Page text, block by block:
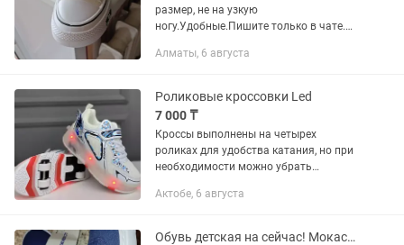
размер, не на узкую
ногу.Удобные.Пишите только в чате.
резинке. Если отрезать сверху
вставить простые шнурки
Алматы, 6 августа
Роликовые кроссовки Led
7 000 ₸
Кроссы выполнены на четырех
роликах для удобства катания, но при
необходимости можно убрать
заглушки и получатся обычные
обуви...
Актобе, 6 августа
Обувь детская на сейчас! Мокасины, кроссовки и т.п